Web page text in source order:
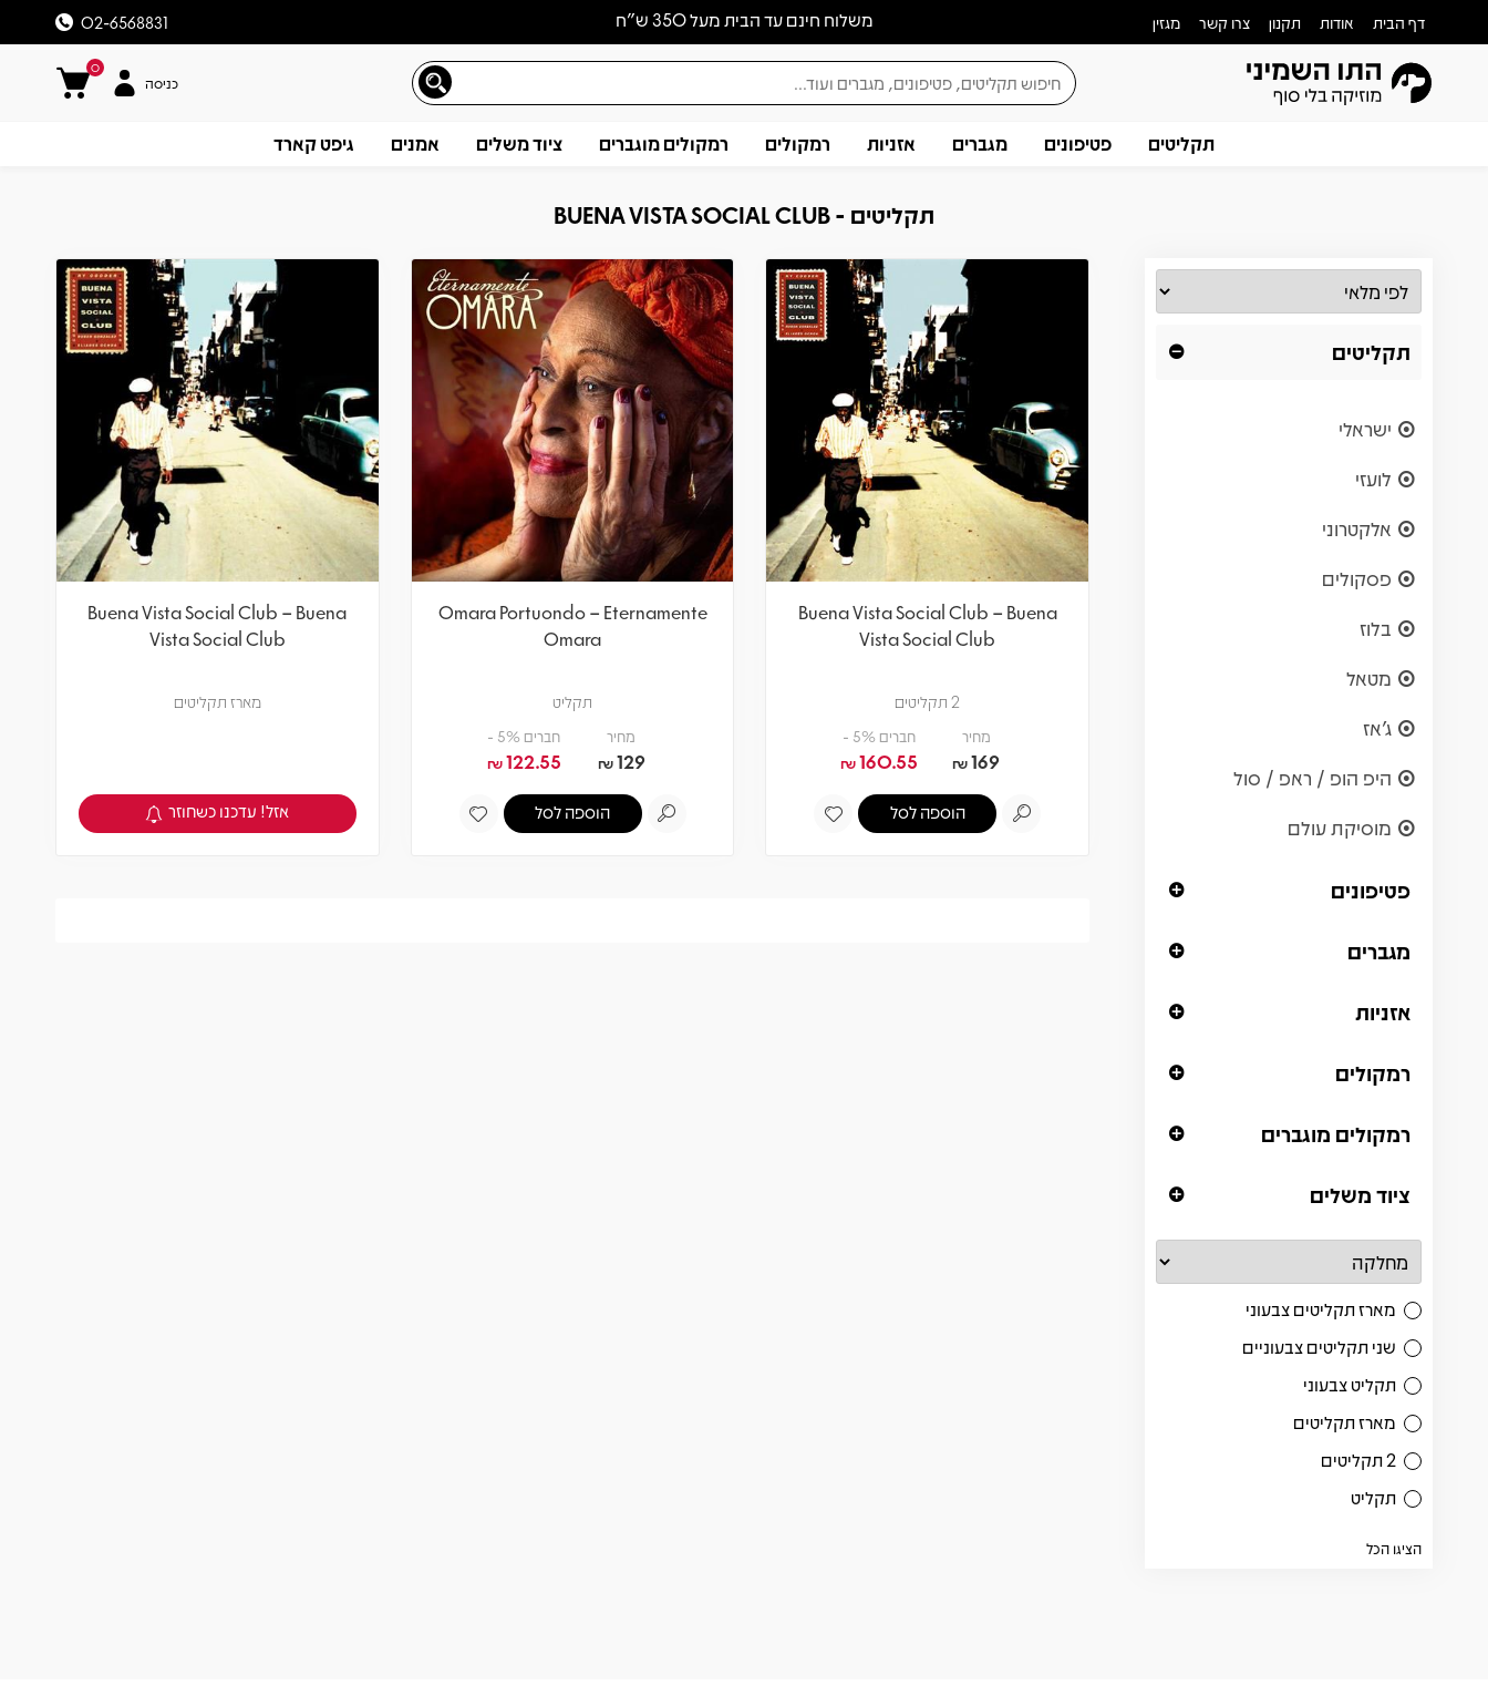
משלוח חינם עד הבית מעל 350 ש״ח דף הבית אודות תקנון צרו קשר מגזין 02-6568831
0
כניסה
תקליטים פטיפונים מגברים אזניות רמקולים רמקולים מוגברים ציוד משלים אמנים גיפט קארד
תקליטים - BUENA VISTA SOCIAL CLUB
תקליטים
ישראלי
לועזי
אלקטרוני
פסקולים
בלוז
מטאל
ג'אז
היפ הופ / ראפ / סול
מוסיקת עולם
פטיפונים
מגברים
אזניות
רמקולים
רמקולים מוגברים
ציוד משלים
מארז תקליטים צבעוני
שני תקליטים צבעוניים
תקליט צבעוני
מארז תקליטים
2 תקליטים
תקליט
הציגו הכל
Buena Vista Social Club – Buena
Vista Social Club
2 תקליטים
מחיר
169
₪
חברים 5% -
160.55
₪
הוספה לסל
Omara Portuondo – Eternamente
Omara
תקליט
מחיר
129
₪
חברים 5% -
122.55
₪
הוספה לסל
Buena Vista Social Club – Buena
Vista Social Club
מארז תקליטים
צפיה במוצר
אזל! עדכנו כשחוזר